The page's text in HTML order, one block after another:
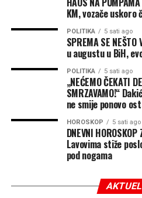
godine, 12 miliona dolara) i
oko Pejtona Votsona. On
miliona dolara po sezoni, dok
16 i 18 miliona. Razlika nije
zainteresovani i čekaju šansu.
jasno je da bi zbog poreza na
nekog od nosilaca igre –
ili Kema Džonsona… piše
KM, vozače uskoro
POLITIKA 5 sati ago
SPREMA SE
u augustu u BiH,
POLITIKA 5 sati ago
„NEĆEMO ČEKATI
SMRZAVAMO!“
ne smije ponovo
HOROSKOP 5 sati ago
DNEVNI
Lavovima stiže
pod nogama